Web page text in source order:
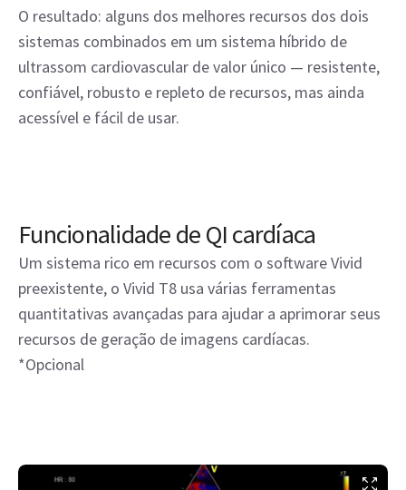
O resultado: alguns dos melhores recursos dos dois
sistemas combinados em um sistema híbrido de
ultrassom cardiovascular de valor único — resistente,
confiável, robusto e repleto de recursos, mas ainda
acessível e fácil de usar.
Funcionalidade de QI cardíaca
Um sistema rico em recursos com o software Vivid
preexistente, o Vivid T8 usa várias ferramentas
quantitativas avançadas para ajudar a aprimorar seus
recursos de geração de imagens cardíacas.
*Opcional